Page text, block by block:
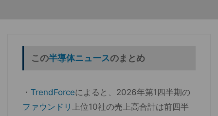
この半導体ニュースのまとめ
・ TrendForceによると、2026年第1四半期の
ファウンドリ 上位10社の売上高合計は前四半